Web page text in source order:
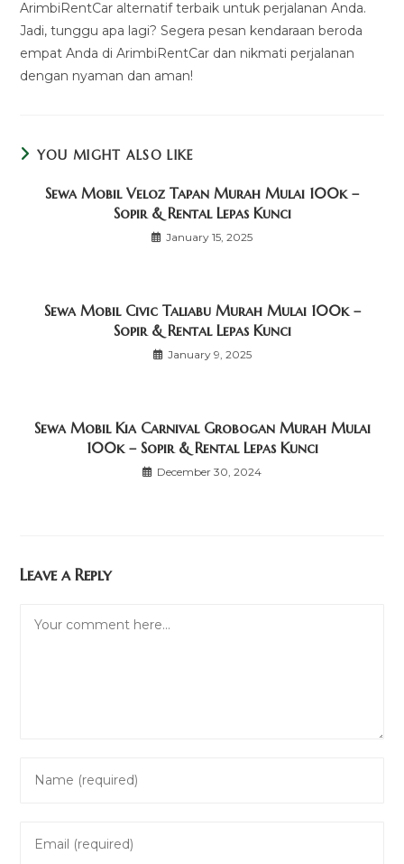
ArimbiRentCar alternatif terbaik untuk perjalanan Anda.
Jadi, tunggu apa lagi? Segera pesan kendaraan beroda
empat Anda di ArimbiRentCar dan nikmati perjalanan
dengan nyaman dan aman!
YOU MIGHT ALSO LIKE
Sewa Mobil Veloz Tapan Murah Mulai 100k –
Sopir & Rental Lepas Kunci
January 15, 2025
Sewa Mobil Civic Taliabu Murah Mulai 100k –
Sopir & Rental Lepas Kunci
January 9, 2025
Sewa Mobil Kia Carnival Grobogan Murah Mulai
100k – Sopir & Rental Lepas Kunci
December 30, 2024
Leave a Reply
your
your